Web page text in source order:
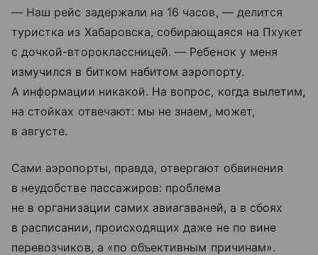
— Наш рейс задержали на 16 часов, — делится
туристка из Хабаровска, собирающаяся на Пхукет
с дочкой-второклассницей. — Ребенок у меня
измучился в битком набитом аэропорту.
А информации никакой. На вопрос, когда вылетим,
на стойках отвечают: мы не знаем, может,
в августе.
Сами аэропорты, правда, отвергают обвинения
в неудобстве пассажиров: проблема
не в организации самих авиагаваней, а в сбоях
в расписании, происходящих даже не по вине
перевозчиков, а «по объективным причинам».